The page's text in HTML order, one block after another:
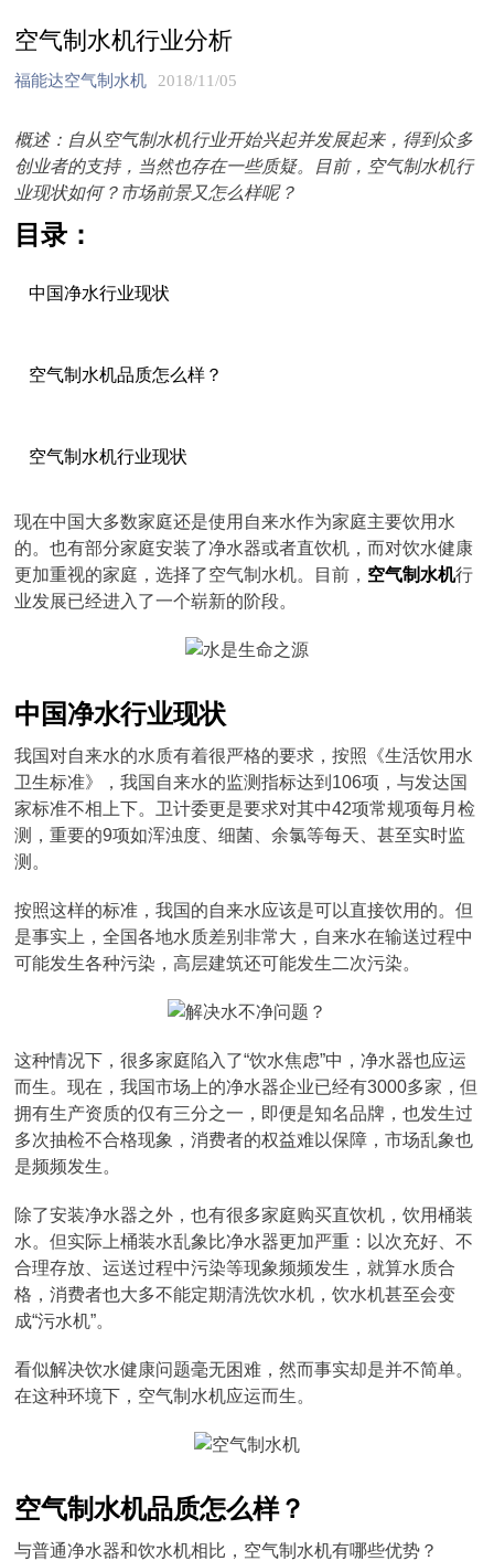
空气制水机行业分析
福能达空气制水机 2018/11/05
概述：自从空气制水机行业开始兴起并发展起来，得到众多
创业者的支持，当然也存在一些质疑。目前，空气制水机行
业现状如何？市场前景又怎么样呢？
目录：
中国净水行业现状
空气制水机品质怎么样？
空气制水机行业现状
现在中国大多数家庭还是使用自来水作为家庭主要饮用水
的。也有部分家庭安装了净水器或者直饮机，而对饮水健康
更加重视的家庭，选择了空气制水机。目前， 空气制水机行
业发展已经进入了一个崭新的阶段。
中国净水行业现状
我国对自来水的水质有着很严格的要求，按照《生活饮用水
卫生标准》，我国自来水的监测指标达到106项，与发达国
家标准不相上下。卫计委更是要求对其中42项常规项每月检
测，重要的9项如浑浊度、细菌、余氯等每天、甚至实时监
测。
按照这样的标准，我国的自来水应该是可以直接饮用的。但
是事实上，全国各地水质差别非常大，自来水在输送过程中
可能发生各种污染，高层建筑还可能发生二次污染。
这种情况下，很多家庭陷入了“饮水焦虑”中，净水器也应运
而生。现在，我国市场上的净水器企业已经有3000多家，但
拥有生产资质的仅有三分之一，即便是知名品牌，也发生过
多次抽检不合格现象，消费者的权益难以保障，市场乱象也
是频频发生。
除了安装净水器之外，也有很多家庭购买直饮机，饮用桶装
水。但实际上桶装水乱象比净水器更加严重：以次充好、不
合理存放、运送过程中污染等现象频频发生，就算水质合
格，消费者也大多不能定期清洗饮水机，饮水机甚至会变
成“污水机”。
看似解决饮水健康问题毫无困难，然而事实却是并不简单。
在这种环境下，空气制水机应运而生。
空气制水机品质怎么样？
与普通净水器和饮水机相比，空气制水机有哪些优势？